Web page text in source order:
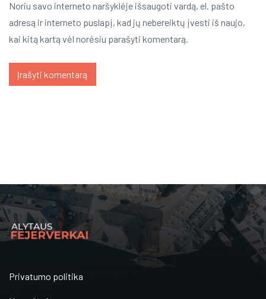
Noriu savo interneto naršyklėje išsaugoti vardą, el. pašto
adresą ir interneto puslapį, kad jų nebereiktų įvesti iš naujo,
kai kitą kartą vėl norėsiu parašyti komentarą.
Privatumo politika